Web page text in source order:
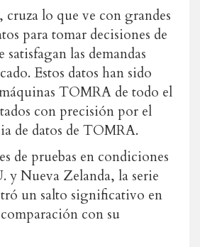
lo que ve con grandes
para tomar decisiones de
las demandas
Estos datos han sido
TOMRA de todo el
con precisión por el
de datos de TOMRA.
de pruebas en condiciones
y Nueva Zelanda, la serie
un salto significativo en
con su